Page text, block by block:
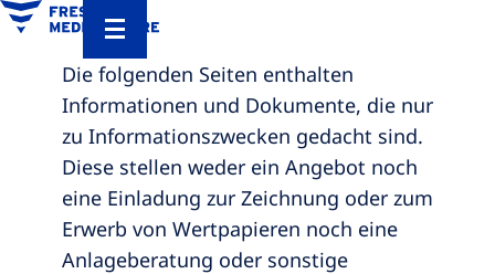
Die folgenden Seiten enthalten
Informationen und Dokumente, die nur
zu Informationszwecken gedacht sind.
Diese stellen weder ein Angebot noch
eine Einladung zur Zeichnung oder zum
Erwerb von Wertpapieren noch eine
Anlageberatung oder sonstige